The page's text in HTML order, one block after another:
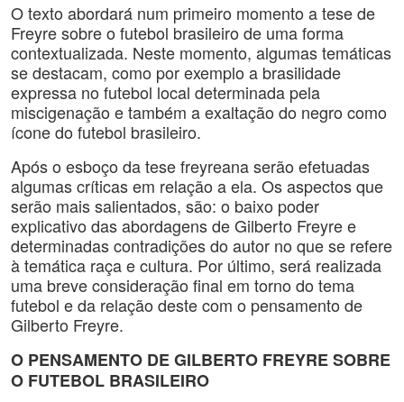
O texto abordará num primeiro momento a tese de
Freyre sobre o futebol brasileiro de uma forma
contextualizada. Neste momento, algumas temáticas
se destacam, como por exemplo a brasilidade
expressa no futebol local determinada pela
miscigenação e também a exaltação do negro como
ícone do futebol brasileiro.
Após o esboço da tese freyreana serão efetuadas
algumas críticas em relação a ela. Os aspectos que
serão mais salientados, são: o baixo poder
explicativo das abordagens de Gilberto Freyre e
determinadas contradições do autor no que se refere
à temática raça e cultura. Por último, será realizada
uma breve consideração final em torno do tema
futebol e da relação deste com o pensamento de
Gilberto Freyre.
O PENSAMENTO DE GILBERTO FREYRE SOBRE
O FUTEBOL BRASILEIRO